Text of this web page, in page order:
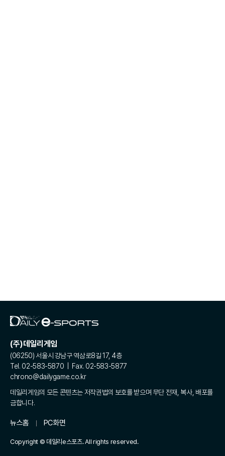
(주)데일리게임
(06250) 서울시 강남구 역삼로8길 17, 4층
Tel. 02-583-5870 | Fax. 02-583-5877
chrono@dailygame.co.kr
데일리게임의 모든 콘텐츠는 저작권법의 보호를 받으며 무단 전재, 복사, 배포를
금합니다.
뉴스홈 PC화면
Copyright © 데일리e스포츠. All rights reserved.